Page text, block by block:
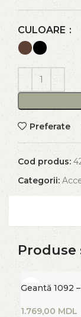
CULOARE
Preferate
Cod produs:
Categorii:
Produse
Geantă 1092
MDL